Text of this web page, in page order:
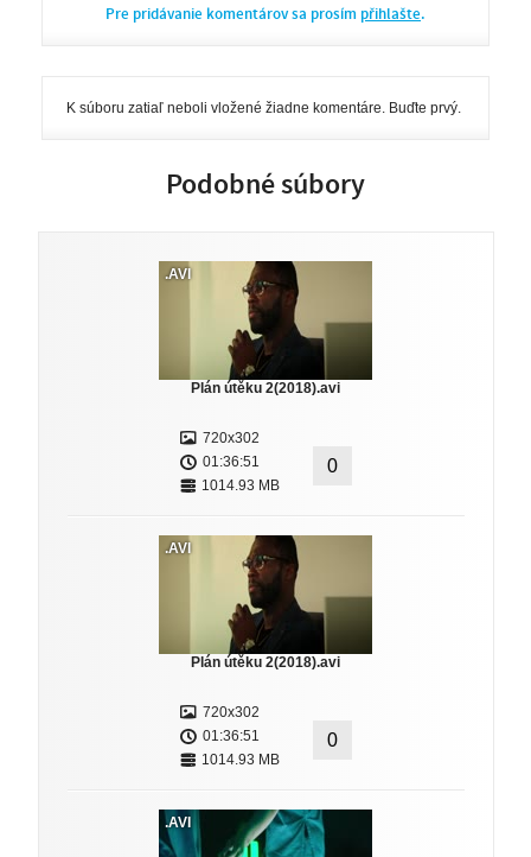
Pre pridávanie komentárov sa prosím přihlašte.
K súboru zatiaľ neboli vložené žiadne komentáre. Buďte prvý.
Podobné súbory
.AVI
Plán útěku 2(2018).avi
720x302
01:36:51
1014.93 MB
0
.AVI
Plán útěku 2(2018).avi
720x302
01:36:51
1014.93 MB
0
.AVI